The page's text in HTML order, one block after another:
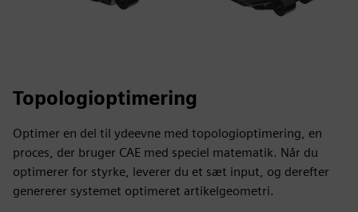
Topologioptimering
Optimer en del til ydeevne med topologioptimering, en
proces, der bruger CAE med speciel matematik. Når du
optimerer for styrke, leverer du et sæt input, og derefter
genererer systemet optimeret artikelgeometri.